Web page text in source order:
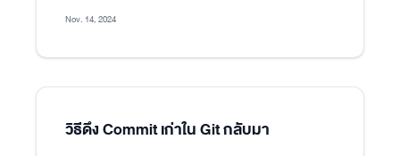
Nov. 14, 2024
วิธีดึง Commit เก่าใน Git กลับมา